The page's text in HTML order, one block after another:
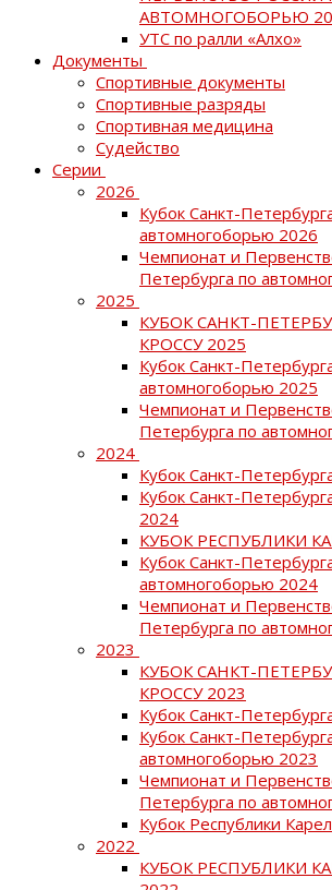
АВТОМНОГОБОРЬЮ
УТС по ралли «Алхо»
Документы
Спортивные документы
Спортивные разряды
Спортивная медицина
Судейство
Серии
2026
Кубок Санкт-
автомногоборью 2026
Чемпионат и
Петербурга по
2025
КУБОК САНКТ-
КРОССУ 2025
Кубок Санкт-
автомногоборью 2025
Чемпионат и
Петербурга по
2024
Кубок Санкт-
Кубок Санкт-
2024
КУБОК РЕСПУБЛИКИ
Кубок Санкт-
автомногоборью 2024
Чемпионат и
Петербурга по
2023
КУБОК САНКТ-
КРОССУ 2023
Кубок Санкт-
Кубок Санкт-
автомногоборью 2023
Чемпионат и
Петербурга по
Кубок Республики
2022
КУБОК РЕСПУБЛИКИ